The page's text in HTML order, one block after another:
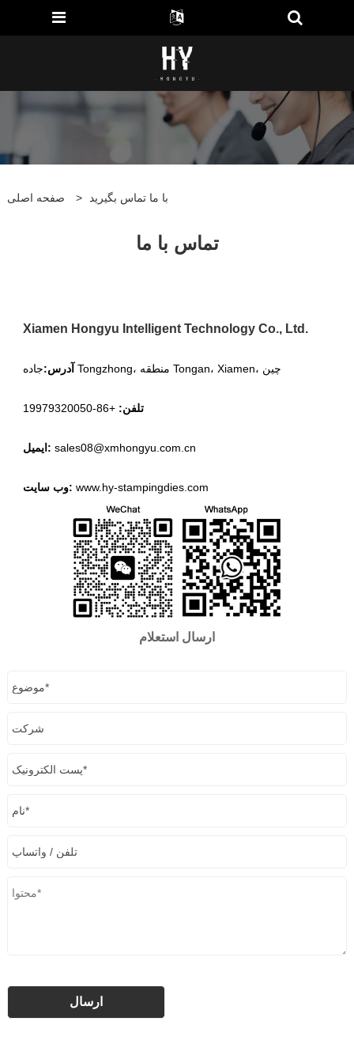
صفحه اصلی > با ما تماس بگیرید
تماس با ما
Xiamen Hongyu Intelligent Technology Co., Ltd.
آدرس: جاده Tongzhong، منطقه Tongan، Xiamen، چین
تلفن: +86-19979320050
ایمیل: sales08@xmhongyu.com.cn
وب سایت: www.hy-stampingdies.com
ارسال استعلام